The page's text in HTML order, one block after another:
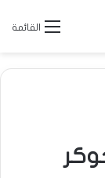
القائمة